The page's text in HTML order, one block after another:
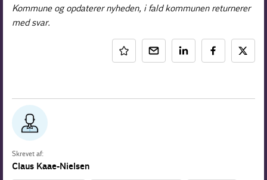
Kommune og opdaterer nyheden, i fald kommunen returnerer
med svar.
Skrevet af:
Claus Kaae-Nielsen